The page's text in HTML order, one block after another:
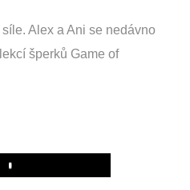
Alex a Ani se nedávno
šperků Game of
Play